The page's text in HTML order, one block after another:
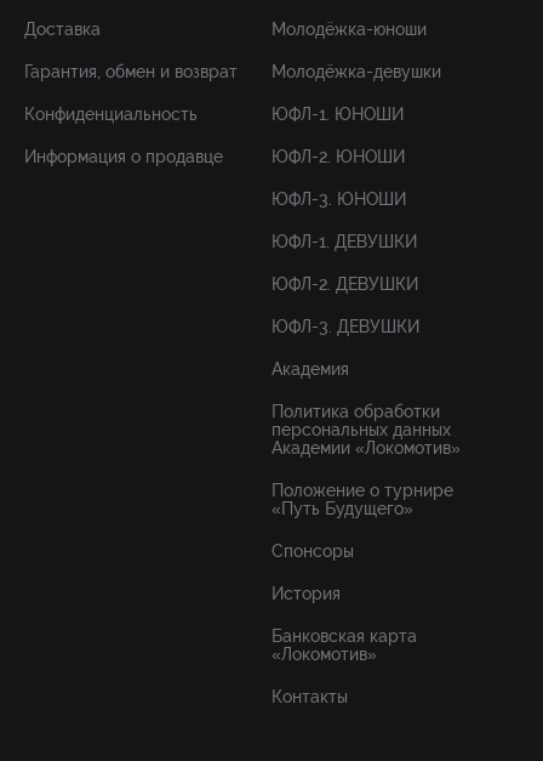
Доставка
Гарантия, обмен и возврат
Конфиденциальность
Информация о продавце
Молодёжка-юноши
Молодёжка-девушки
ЮФЛ-1. ЮНОШИ
ЮФЛ-2. ЮНОШИ
ЮФЛ-3. ЮНОШИ
ЮФЛ-1. ДЕВУШКИ
ЮФЛ-2. ДЕВУШКИ
ЮФЛ-3. ДЕВУШКИ
Академия
Политика обработки
персональных данных
Академии «Локомотив»
Положение о турнире
«Путь Будущего»
Спонсоры
История
Банковская карта
«Локомотив»
Контакты